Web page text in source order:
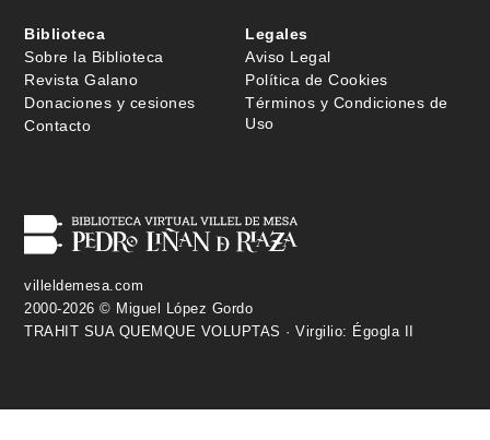
Biblioteca
Sobre la Biblioteca
Revista Galano
Donaciones y cesiones
Contacto
Legales
Aviso Legal
Política de Cookies
Términos y Condiciones de
Uso
villeldemesa.com
2000-2026 © Miguel López Gordo
TRAHIT SUA QUEMQUE VOLUPTAS · Virgilio: Égogla II